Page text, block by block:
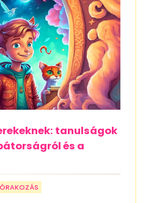
tanulságok
és a